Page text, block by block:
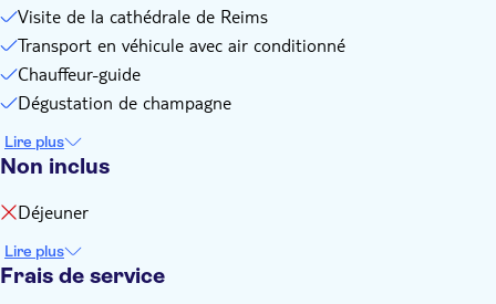
Visite de la cathédrale de Reims
Transport en véhicule avec air conditionné
Chauffeur-guide
Dégustation de champagne
Lire plus
Non inclus
Déjeuner
Lire plus
Frais de service